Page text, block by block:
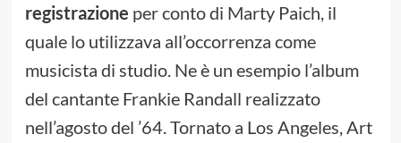
registrazione per conto di Marty Paich, il
quale lo utilizzava all’occorrenza come
musicista di studio. Ne è un esempio l’album
del cantante Frankie Randall realizzato
nell’agosto del ’64. Tornato a Los Angeles, Art